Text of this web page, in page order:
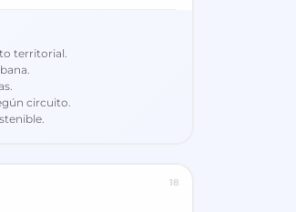
territorial.
circuito.
18